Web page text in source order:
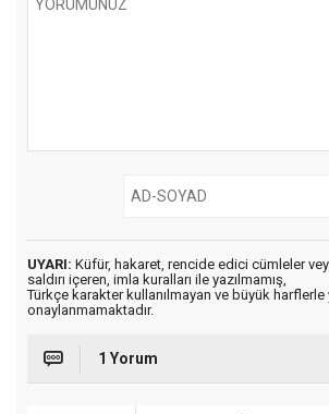
UYARI: Küfür, hakaret, rencide edici cümleler
saldırı içeren, imla kuralları ile yazılmamış,
Türkçe karakter kullanılmayan ve büyük harflerle
onaylanmamaktadır.
1 Yorum